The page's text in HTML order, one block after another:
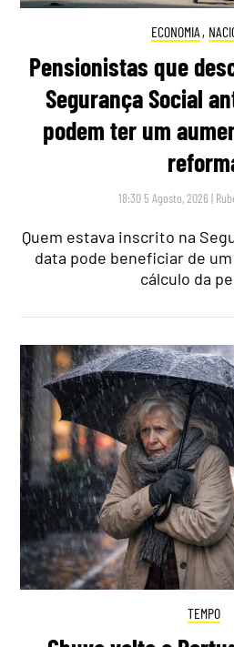
ECONOMIA ,
Pensionistas que
Segurança Social
podem ter um
18:30 5 Agosto, 2026 |
Quem estava inscrito na
data pode beneficiar de
cálculo da
TEMPO